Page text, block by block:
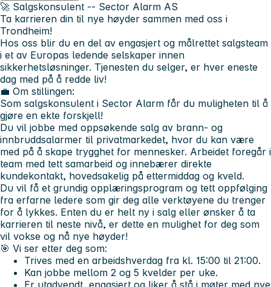
🚀 Salgskonsulent -- Sector Alarm AS
Ta karrieren din til nye høyder sammen med oss i
Trondheim!
Hos oss blir du en del av engasjert og målrettet salgsteam
i et av Europas ledende selskaper innen
sikkerhetsløsninger. Tjenesten du selger, er hver eneste
dag med på å redde liv!
💼 Om stillingen:
Som salgskonsulent i Sector Alarm får du muligheten til å
gjøre en ekte forskjell!
Du vil jobbe med oppsøkende salg av brann- og
innbruddsalarmer til privatmarkedet, hvor du kan være
med på å skape trygghet for mennesker. Arbeidet foregår i
team med tett samarbeid og innebærer direkte
kundekontakt, hovedsakelig på ettermiddag og kveld.
Du vil få et grundig opplæringsprogram og tett oppfølging
fra erfarne ledere som gir deg alle verktøyene du trenger
for å lykkes. Enten du er helt ny i salg eller ønsker å ta
karrieren til neste nivå, er dette en mulighet for deg som
vil vokse og nå nye høyder!
🎯 Vi ser etter deg som:
Trives med en arbeidshverdag fra kl. 15:00 til 21:00.
Kan jobbe mellom 2 og 5 kvelder per uke.